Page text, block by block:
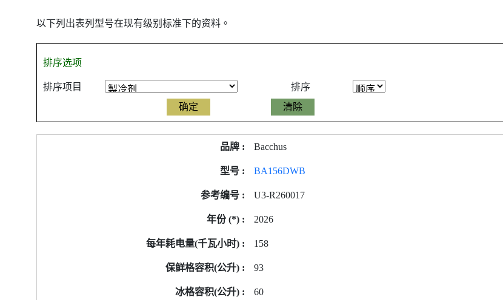
以下列出表列型号在现有级别标准下的资料。
排序选项
排序项目 排序
Bacchus
BA156DWB
U3-R260017
2026
158
93
60